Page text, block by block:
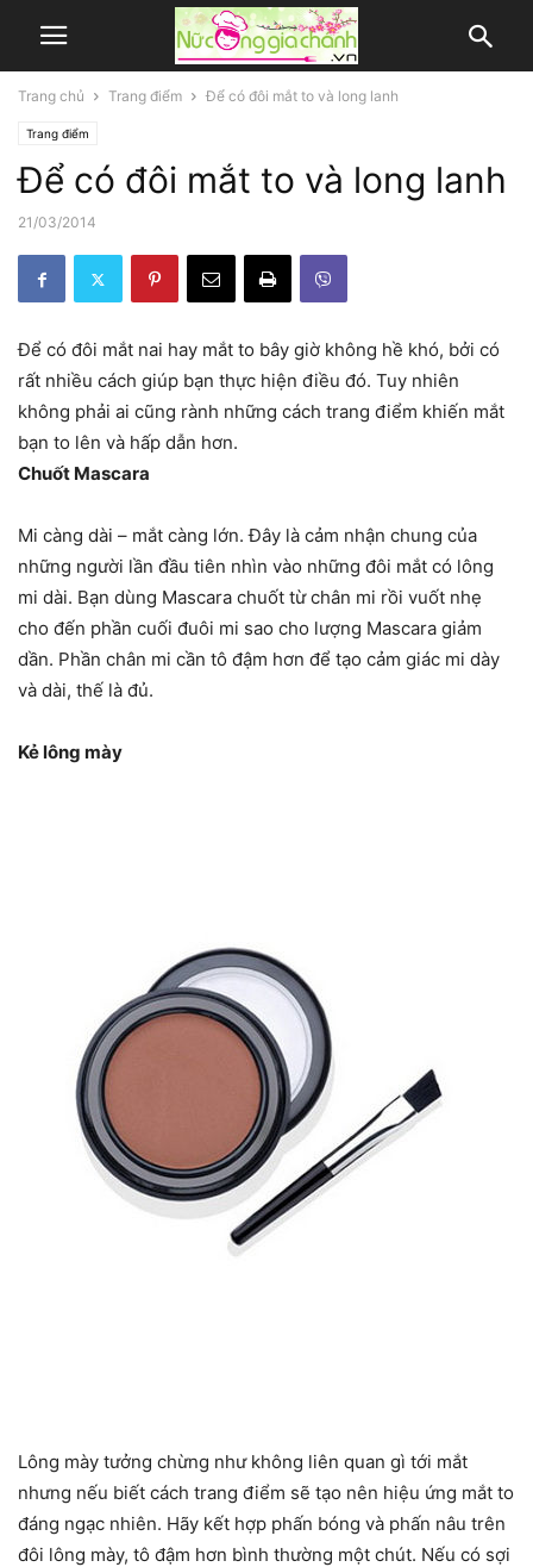
Trang chủ Trang điểm Để có đôi mắt to và long lanh
Trang điểm
Để có đôi mắt to và long lanh
21/03/2014
Để có đôi mắt nai hay mắt to bây giờ không hề khó, bởi có
rất nhiều cách giúp bạn thực hiện điều đó. Tuy nhiên
không phải ai cũng rành những cách trang điểm khiến mắt
bạn to lên và hấp dẫn hơn.
Chuốt Mascara
Mi càng dài – mắt càng lớn. Đây là cảm nhận chung của
những người lần đầu tiên nhìn vào những đôi mắt có lông
mi dài. Bạn dùng Mascara chuốt từ chân mi rồi vuốt nhẹ
cho đến phần cuối đuôi mi sao cho lượng Mascara giảm
dần. Phần chân mi cần tô đậm hơn để tạo cảm giác mi dày
và dài, thế là đủ.
Kẻ lông mày
Lông mày tưởng chừng như không liên quan gì tới mắt
nhưng nếu biết cách trang điểm sẽ tạo nên hiệu ứng mắt to
đáng ngạc nhiên. Hãy kết hợp phấn bóng và phấn nâu trên
đôi lông mày, tô đậm hơn bình thường một chút. Nếu có sợi